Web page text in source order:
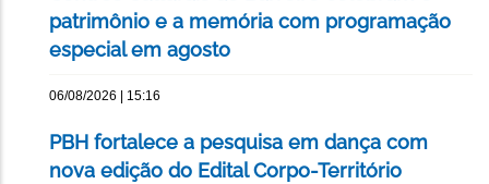
patrimônio e a memória com programação
especial em agosto
06/08/2026 | 15:16
PBH fortalece a pesquisa em dança com
nova edição do Edital Corpo-Território